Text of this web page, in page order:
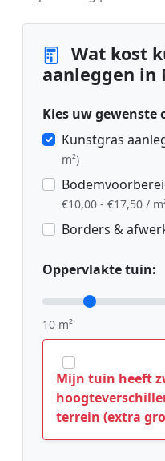
Wat kost
aanleggen in
Kies uw gewenste
Kunstgras
m²)
€10,00 - €17,50 /
Borders &
Oppervlakte tuin:
10 m²
Mijn tuin heeft
terrein (extra